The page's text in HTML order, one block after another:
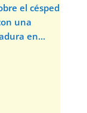
el césped
una
en...